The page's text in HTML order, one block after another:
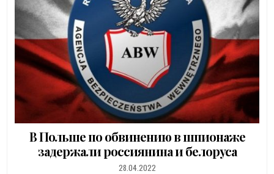
В Польше по обвинению в шпионаже
задержали россиянина и белоруса
PUBLISHED
28.04.2022